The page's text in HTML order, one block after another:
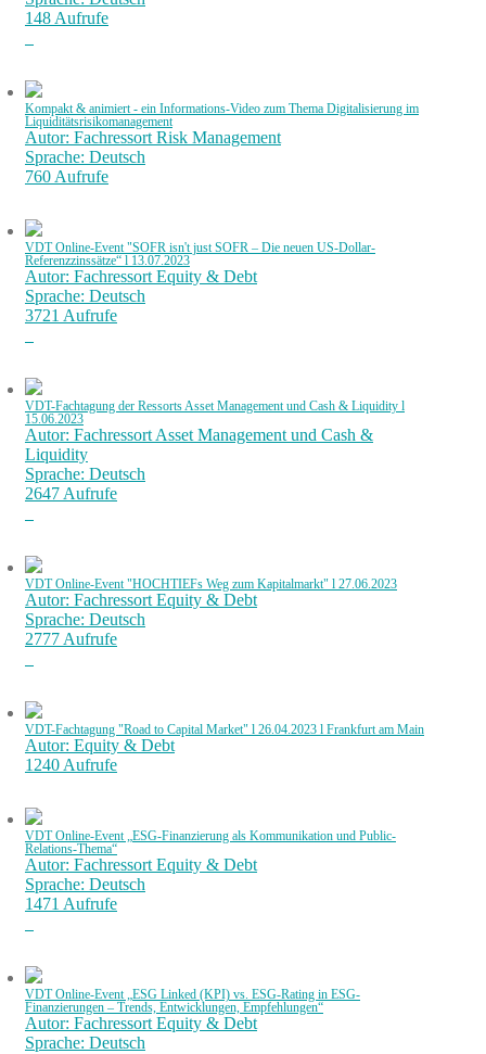
148 Aufrufe
Kompakt & animiert - ein Informations-Video zum Thema Digitalisierung im
Liquiditätsrisikomanagement
Autor: Fachressort Risk Management
Sprache: Deutsch
760 Aufrufe
VDT Online-Event "SOFR isn't just SOFR – Die neuen US-Dollar-
Referenzzinssätze“ l 13.07.2023
Autor: Fachressort Equity & Debt
Sprache: Deutsch
3721 Aufrufe
VDT-Fachtagung der Ressorts Asset Management und Cash & Liquidity l
15.06.2023
Autor: Fachressort Asset Management und Cash &
Liquidity
Sprache: Deutsch
2647 Aufrufe
VDT Online-Event "HOCHTIEFs Weg zum Kapitalmarkt" l 27.06.2023
Autor: Fachressort Equity & Debt
Sprache: Deutsch
2777 Aufrufe
VDT-Fachtagung "Road to Capital Market" l 26.04.2023 l Frankfurt am Main
Autor: Equity & Debt
1240 Aufrufe
VDT Online-Event „ESG-Finanzierung als Kommunikation und Public-
Relations-Thema“
Autor: Fachressort Equity & Debt
Sprache: Deutsch
1471 Aufrufe
VDT Online-Event „ESG Linked (KPI) vs. ESG-Rating in ESG-
Finanzierungen – Trends, Entwicklungen, Empfehlungen“
Autor: Fachressort Equity & Debt
Sprache: Deutsch